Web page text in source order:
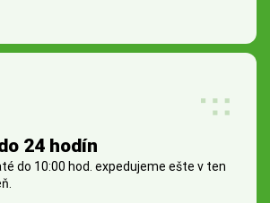
24 hodín
do 10:00 hod. expedujeme ešte v ten